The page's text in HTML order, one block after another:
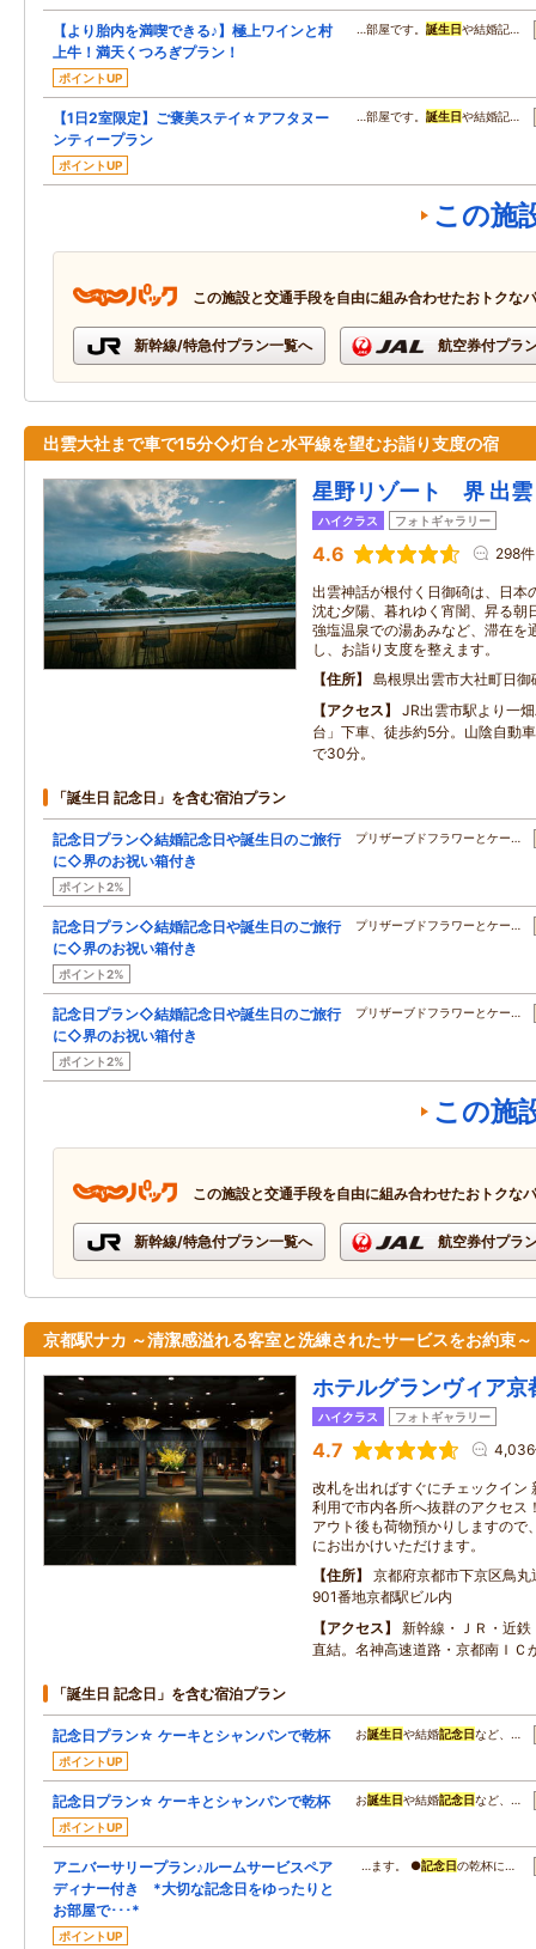
【より胎内を満喫できる♪】極上ワインと村
上牛！満天くつろぎプラン！
ポイントUP
…部屋です。 誕生日や結婚記…
【1日2室限定】ご褒美ステイ☆アフタヌー
ンティープラン
ポイントUP
…部屋です。 誕生日や結婚記…
この施
この施設と交通手段を自由に組み合わせたおトクな
新幹線/特急付プラン一覧へ 航空券付プラ
出雲大社まで車で15分◇灯台と水平線を望むお詣り支度の宿
星野リゾート 界 出雲
ハイクラス フォトギャラリー
4.6 298件
出雲神話が根付く日御碕は、日本
沈む夕陽、暮れゆく宵闇、昇る朝
強塩温泉での湯あみなど、滞在を
し、お詣り支度を整えます。
住所
島根県出雲市大社町日御
アクセス
JR出雲市駅より一
台」下車、徒歩約5分。山陰自動
で30分。
「誕生日 記念日」を含む宿泊プラン
記念日プラン◇結婚記念日や誕生日のご旅行
に◇界のお祝い箱付き
ポイント2%
プリザーブドフラワーとケー…
記念日プラン◇結婚記念日や誕生日のご旅行
に◇界のお祝い箱付き
ポイント2%
プリザーブドフラワーとケー…
記念日プラン◇結婚記念日や誕生日のご旅行
に◇界のお祝い箱付き
ポイント2%
プリザーブドフラワーとケー…
この施
この施設と交通手段を自由に組み合わせたおトクな
新幹線/特急付プラン一覧へ 航空券付プラ
京都駅ナカ ～清潔感溢れる客室と洗練されたサービスをお約束～
ホテルグランヴィア京
ハイクラス フォトギャラリー
4.7
改札を出ればすぐにチェックイン
利用で市内各所へ抜群のアクセス
アウト後も荷物預かりしますので
にお出かけいただけます。
住所
京都府京都市下京区鳥
901番地京都駅ビル内
アクセス
新幹線・ＪＲ・近
直結。名神高速道路・京都南ＩＣ
「誕生日 記念日」を含む宿泊プラン
記念日プラン☆ ケーキとシャンパンで乾杯
ポイントUP
お誕生日や結婚記念日など、…
記念日プラン☆ ケーキとシャンパンで乾杯
ポイントUP
お誕生日や結婚記念日など、…
アニバーサリープラン♪ルームサービスペア
ディナー付き *大切な記念日をゆったりと
お部屋で･･･*
ポイントUP
…ます。 ●記念日の乾杯に…